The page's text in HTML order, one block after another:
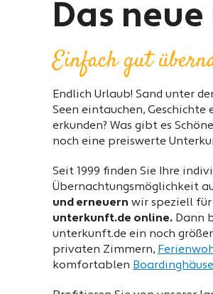
Das
Einfach gut
Endlich Urlaub! Sand unter
Seen eintauchen, Geschichte
erkunden? Was gibt es
noch eine preiswerte
Seit 1999 finden Sie Ihre
Übernachtungsmöglichkeit
und erneuern wir speziell für
unterkunft.de online. Dann
unterkunft.de ein noch
privaten Zimmern,
komfortablen